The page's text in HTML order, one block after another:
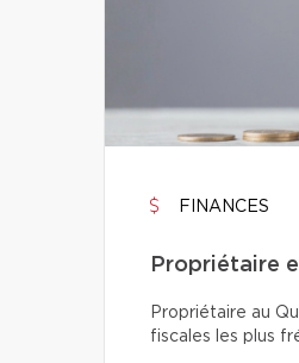
FINANCES
Propriétaire
Propriétaire au
fiscales les plus